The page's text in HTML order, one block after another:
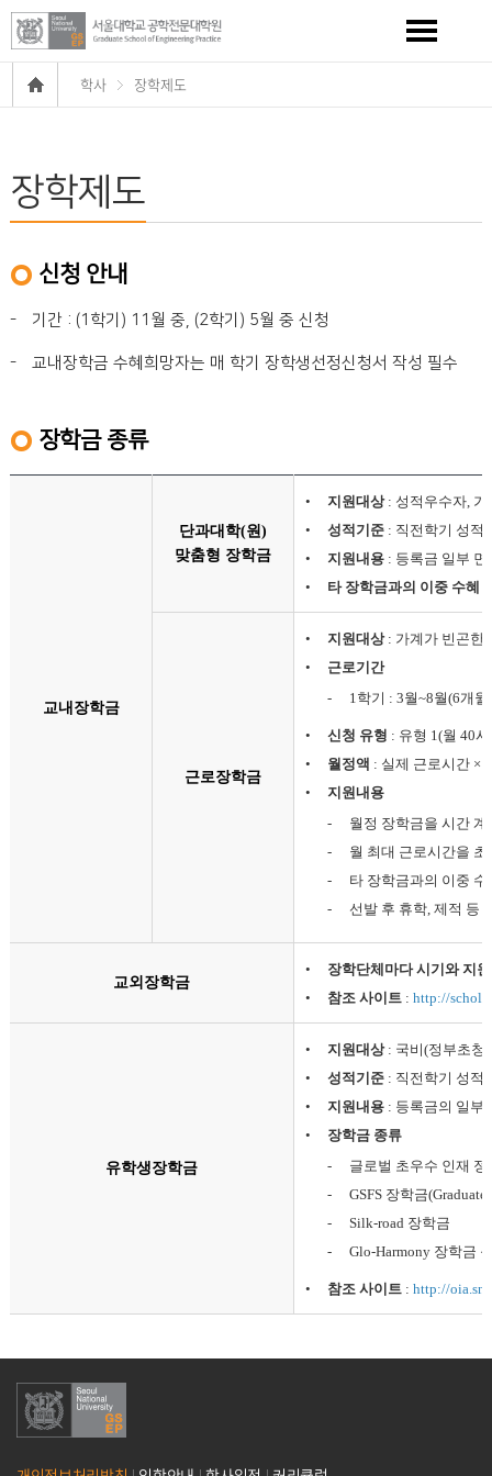
학사 장학제도
장학제도
신청 안내
- 기간 : (1학기) 11월 중, (2학기) 5월 중 신청
- 교내장학금 수혜희망자는 매 학기 장학생선정신청서 작성 필수
장학금 종류
교내장학금
단과대학(원)
맞춤형 장학금
• 지원대상: 성적우수자, 가
•
성적기준 : 직전학기 성적
•
지원내용 : 등록금 일부
•
타 장학금과의 이중 수혜
근로장학금
• 지원대상: 가계가 빈곤한
•
근로기간
-
1학기 : 3월~8월(6개
• 신청 유형 : 유형 1(월 40
•
월정액 : 실제 근로시간 ×
•
지원내용
-
월정 장학금을 시간
-
월 최대 근로시간을
-
타 장학금과의 이중
-
선발 후 휴학, 제적 등
교외장학금
•
장학단체마다 시기와 지
•
참조 사이트 : http://
유학생장학금
• 지원대상: 국비(정부초청)
•
성적기준 : 직전학기 성적
•
지원내용 : 등록금의 일부
•
장학금 종류
-
글로벌 초우수 인재
-
GSFS 장학금
-
Silk-road 장학금
-
Glo-Harmony 장학금
• 참조 사이트 : http://